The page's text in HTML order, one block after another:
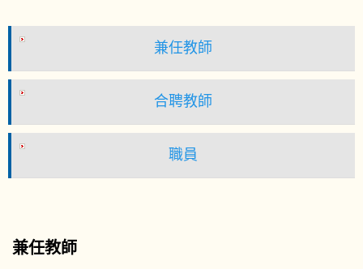
兼任教師
合聘教師
職員
兼任教師